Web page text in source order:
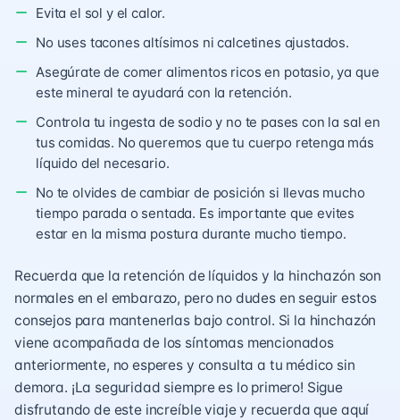
Evita el sol y el calor.
No uses tacones altísimos ni calcetines ajustados.
Asegúrate de comer alimentos ricos en potasio, ya que
este mineral te ayudará con la retención.
Controla tu ingesta de sodio y no te pases con la sal en
tus comidas. No queremos que tu cuerpo retenga más
líquido del necesario.
No te olvides de cambiar de posición si llevas mucho
tiempo parada o sentada. Es importante que evites
estar en la misma postura durante mucho tiempo.
Recuerda que la retención de líquidos y la hinchazón son
normales en el embarazo, pero no dudes en seguir estos
consejos para mantenerlas bajo control. Si la hinchazón
viene acompañada de los síntomas mencionados
anteriormente, no esperes y consulta a tu médico sin
demora. ¡La seguridad siempre es lo primero! Sigue
disfrutando de este increíble viaje y recuerda que aquí